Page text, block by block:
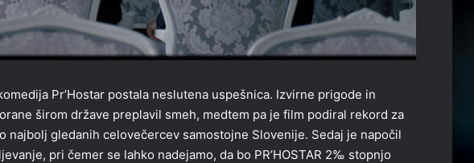
Pr’Hostar postala neslutena uspešnica. Izvirne prigode in
širom države preplavil smeh, medtem pa je film podiral rekord za
najbolj gledanih celovečercev samostojne Slovenije. Sedaj je napočil
pri čemer se lahko nadejamo, da bo PR’HOSTAR 2‰ stopnjo